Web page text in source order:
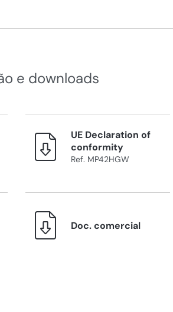
e downloads
UE Declaration of
conformity
Ref. MP42HGW
Doc. comercial